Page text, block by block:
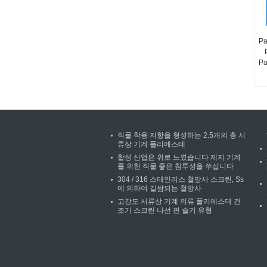
직물 착용 저항을 형성하는 2.5개의 층 서
류상 기계 폴리에스테
합성 산업은 위로 느꼈습니다 제지 기계
를 위한 직물 좋은 침투성을 쑤십니다
304 / 316 스테인리스 철망사 스크린, Ss
에 의하여 길쌈되는 철망사
고강도 서류상 기계 의류 폴리에스테 건
조기 스크린 나선 핀 솔기 유형